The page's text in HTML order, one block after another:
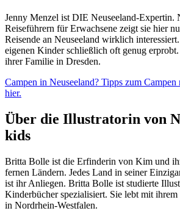
Jenny Menzel ist DIE Neuseeland-Expertin.
Reiseführern für Erwachsene zeigt sie hier
Reisende an Neuseeland wirklich
eigenen Kinder schließlich oft genug
ihrer Familie in Dresden.
Campen in Neuseeland? Tipps zum
hier.
Über die Illustratorin von
kids
Britta Bolle ist die Erfinderin von Kim und
fernen Ländern. Jedes Land in seiner
ist ihr Anliegen. Britta Bolle ist studierte
Kinderbücher spezialisiert. Sie lebt mit
in Nordrhein-Westfalen.